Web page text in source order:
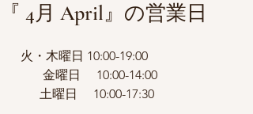
『 4月 April』の営業日
  火・木曜日 10:00-19:00
金曜日     10:00-14:00
土曜日     10:00-17:30